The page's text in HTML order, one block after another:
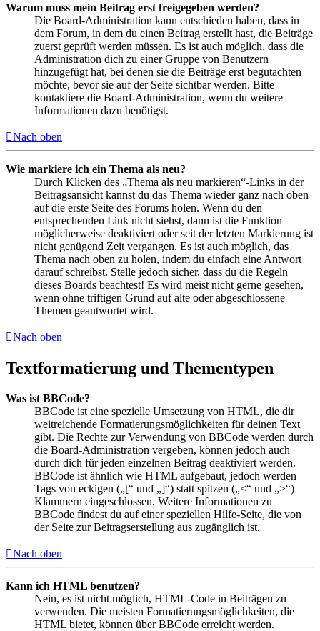
Warum muss mein Beitrag erst freigegeben werden?
Die Board-Administration kann entschieden haben, dass in
dem Forum, in dem du einen Beitrag erstellt hast, die Beiträge
zuerst geprüft werden müssen. Es ist auch möglich, dass die
Administration dich zu einer Gruppe von Benutzern
hinzugefügt hat, bei denen sie die Beiträge erst begutachten
möchte, bevor sie auf der Seite sichtbar werden. Bitte
kontaktiere die Board-Administration, wenn du weitere
Informationen dazu benötigst.
Nach oben
Wie markiere ich ein Thema als neu?
Durch Klicken des „Thema als neu markieren“-Links in der
Beitragsansicht kannst du das Thema wieder ganz nach oben
auf die erste Seite des Forums holen. Wenn du den
entsprechenden Link nicht siehst, dann ist die Funktion
möglicherweise deaktiviert oder seit der letzten Markierung ist
nicht genügend Zeit vergangen. Es ist auch möglich, das
Thema nach oben zu holen, indem du einfach eine Antwort
darauf schreibst. Stelle jedoch sicher, dass du die Regeln
dieses Boards beachtest! Es wird meist nicht gerne gesehen,
wenn ohne triftigen Grund auf alte oder abgeschlossene
Themen geantwortet wird.
Nach oben
Textformatierung und Thementypen
Was ist BBCode?
BBCode ist eine spezielle Umsetzung von HTML, die dir
weitreichende Formatierungsmöglichkeiten für deinen Text
gibt. Die Rechte zur Verwendung von BBCode werden durch
die Board-Administration vergeben, können jedoch auch
durch dich für jeden einzelnen Beitrag deaktiviert werden.
BBCode ist ähnlich wie HTML aufgebaut, jedoch werden
Tags von eckigen („[“ und „]“) statt spitzen („<“ und „>“)
Klammern eingeschlossen. Weitere Informationen zu
BBCode findest du auf einer speziellen Hilfe-Seite, die von
der Seite zur Beitragserstellung aus zugänglich ist.
Nach oben
Kann ich HTML benutzen?
Nein, es ist nicht möglich, HTML-Code in Beiträgen zu
verwenden. Die meisten Formatierungsmöglichkeiten, die
HTML bietet, können über BBCode erreicht werden.